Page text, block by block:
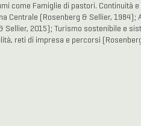
come Famiglie di pastori. Continuità
Centrale (Rosenberg & Sellier, 1984);
Sellier, 2015); Turismo sostenibile e
reti di impresa e percorsi